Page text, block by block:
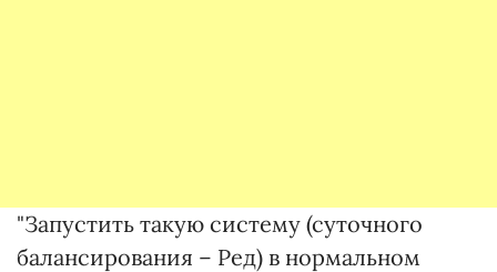
"Запустить такую систему (суточного
балансирования – Ред) в нормальном